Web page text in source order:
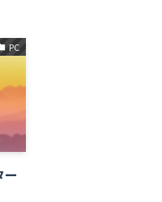
PC
ー